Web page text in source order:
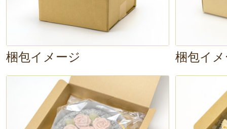
とは思えない、
満足感のある美味
リッチな味わいは、
紅茶や赤ワイン
とのペアリングも
と。さまざまな飲み物と楽しんで
梱包イメージ 梱包イ